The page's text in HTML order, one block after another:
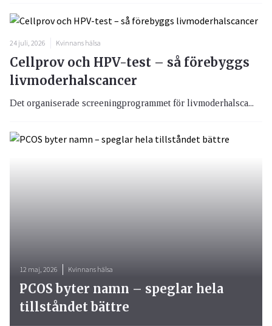
24 juli, 2026 Kvinnans hälsa
Cellprov och HPV-test – så förebyggs
livmoderhalscancer
Det organiserade screeningprogrammet för livmoderhalsca...
12 maj, 2026 Kvinnans hälsa
PCOS byter namn – speglar hela
tillståndet bättre